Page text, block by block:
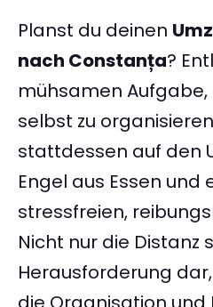
Planst du deinen
nach Constanța?
mühsamen Aufgabe,
selbst zu
stattdessen auf den
Engel aus Essen und
stressfreien,
Nicht nur die Distanz
Herausforderung